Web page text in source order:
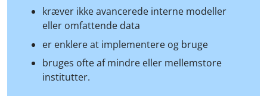
kræver ikke avancerede interne modeller
eller omfattende data
er enklere at implementere og bruge
bruges ofte af mindre eller mellemstore
institutter.